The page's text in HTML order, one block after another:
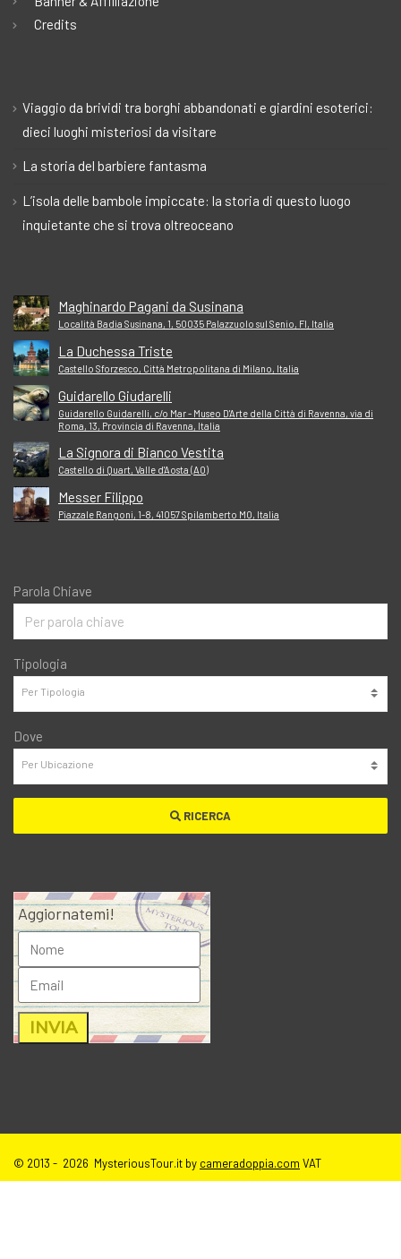
Credits
Viaggio da brividi tra borghi abbandonati e giardini esoterici:
dieci luoghi misteriosi da visitare
La storia del barbiere fantasma
L’isola delle bambole impiccate: la storia di questo luogo
inquietante che si trova oltreoceano
Maghinardo Pagani da Susinana
Località Badia Susinana, 1, 50035 Palazzuolo sul Senio, FI, Italia
La Duchessa Triste
Castello Sforzesco, Città Metropolitana di Milano, Italia
Guidarello Giudarelli
Guidarello Guidarelli, c/o Mar - Museo D'Arte della Città di Ravenna, via di
Roma, 13, Provincia di Ravenna, Italia
La Signora di Bianco Vestita
Castello di Quart, Valle d'Aosta (AO)
Messer Filippo
Piazzale Rangoni, 1-8, 41057 Spilamberto MO, Italia
Parola Chiave
Tipologia
Dove
RICERCA
Aggiornatemi!
© 2013 - 2026 MysteriousTour.it by cameradoppia.com VAT